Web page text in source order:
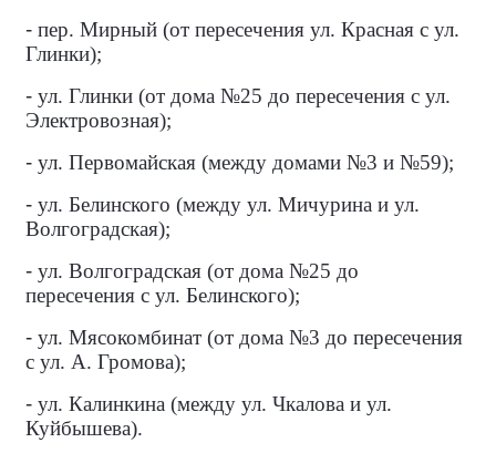
- пер. Мирный (от пересечения ул. Красная с ул.
Глинки);
- ул. Глинки (от дома №25 до пересечения с ул.
Электровозная);
- ул. Первомайская (между домами №3 и №59);
- ул. Белинского (между ул. Мичурина и ул.
Волгоградская);
- ул. Волгоградская (от дома №25 до
пересечения с ул. Белинского);
- ул. Мясокомбинат (от дома №3 до пересечения
с ул. А. Громова);
- ул. Калинкина (между ул. Чкалова и ул.
Куйбышева).